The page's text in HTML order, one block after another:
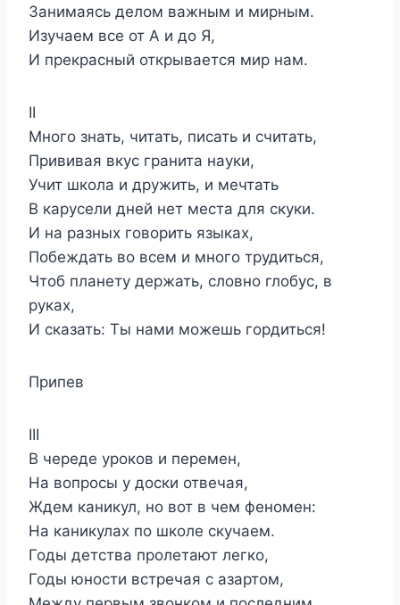
Занимаясь делом важным и мирным.
Изучаем все от А и до Я,
И прекрасный открывается мир нам.
II
Много знать, читать, писать и считать,
Прививая вкус гранита науки,
Учит школа и дружить, и мечтать
В карусели дней нет места для скуки.
И на разных говорить языках,
Побеждать во всем и много трудиться,
Чтоб планету держать, словно глобус, в
руках,
И сказать: Ты нами можешь гордиться!
Припев
III
В череде уроков и перемен,
На вопросы у доски отвечая,
Ждем каникул, но вот в чем феномен:
На каникулах по школе скучаем.
Годы детства пролетают легко,
Годы юности встречая с азартом,